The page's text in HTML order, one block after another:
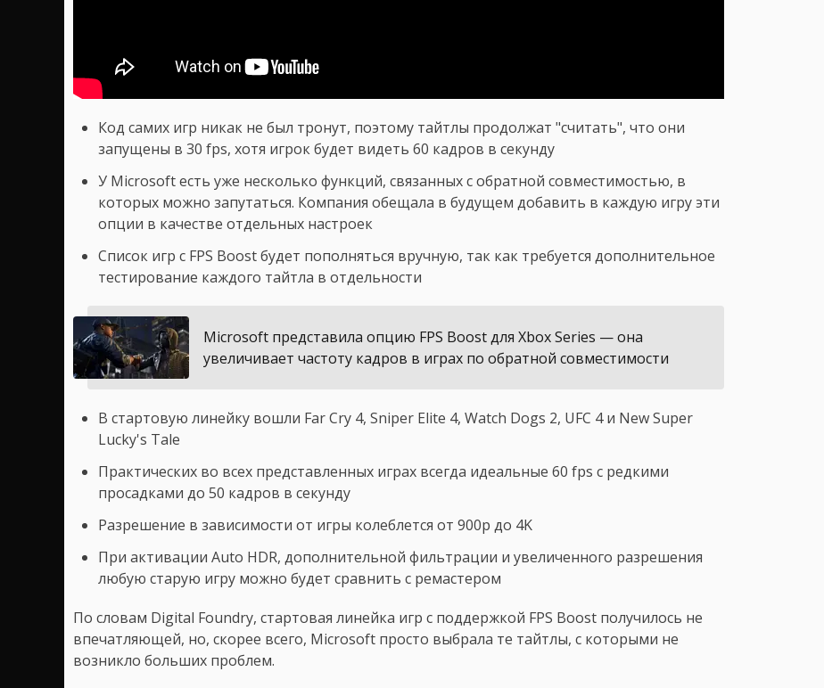
Код самих игр никак не был тронут, поэтому тайтлы продолжат "считать", что они
запущены в 30 fps, хотя игрок будет видеть 60 кадров в секунду
У Microsoft есть уже несколько функций, связанных с обратной совместимостью, в
которых можно запутаться. Компания обещала в будущем добавить в каждую игру эти
опции в качестве отдельных настроек
Список игр с FPS Boost будет пополняться вручную, так как требуется дополнительное
тестирование каждого тайтла в отдельности
Microsoft представила опцию FPS Boost для Xbox Series — она
увеличивает частоту кадров в играх по обратной совместимости
В стартовую линейку вошли Far Cry 4, Sniper Elite 4, Watch Dogs 2, UFC 4 и New Super
Lucky's Tale
Практических во всех представленных играх всегда идеальные 60 fps с редкими
просадками до 50 кадров в секунду
Разрешение в зависимости от игры колеблется от 900p до 4K
При активации Auto HDR, дополнительной фильтрации и увеличенного разрешения
любую старую игру можно будет сравнить с ремастером
По словам Digital Foundry, стартовая линейка игр с поддержкой FPS Boost получилось не
впечатляющей, но, скорее всего, Microsoft просто выбрала те тайтлы, с которыми не
возникло больших проблем.